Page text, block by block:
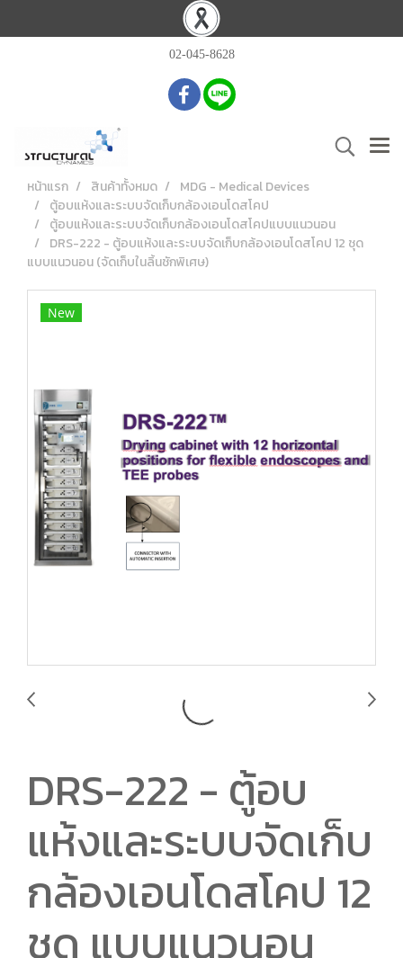
02-045-8628
หน้าแรก สินค้าทั้งหมด
MDG - Medical Devices
ตู้อบแห้งและระบบจัดเก็บกล้องเอนโดสโคป
ตู้อบแห้งและระบบจัดเก็บกล้องเอนโดสโคปแบบแนวนอน
DRS-222 - ตู้อบแห้งและระบบจัดเก็บกล้องเอนโดสโคป 12 ชุด
แบบแนวนอน (จัดเก็บในลิ้นชักพิเศษ)
New
DRS-222 - ตู้อบ
แห้งและระบบจัดเก็บ
กล้องเอนโดสโคป 12
ชุด แบบแนวนอน